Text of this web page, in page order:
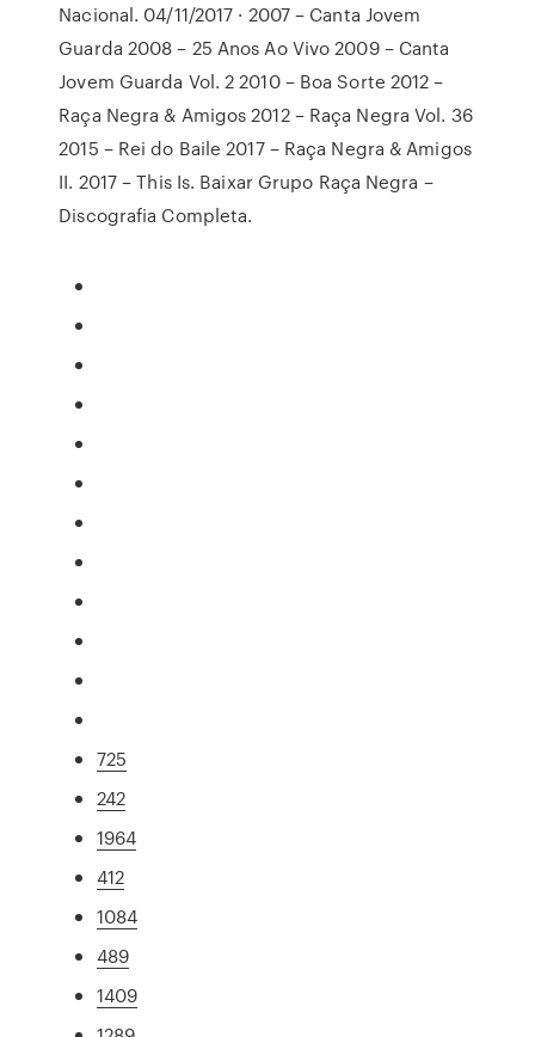
Nacional. 04/11/2017 · 2007 – Canta Jovem
Guarda 2008 – 25 Anos Ao Vivo 2009 – Canta
Jovem Guarda Vol. 2 2010 – Boa Sorte 2012 –
Raça Negra & Amigos 2012 – Raça Negra Vol. 36
2015 – Rei do Baile 2017 – Raça Negra & Amigos
II. 2017 – This Is. Baixar Grupo Raça Negra –
Discografia Completa.
725
242
1964
412
1084
489
1409